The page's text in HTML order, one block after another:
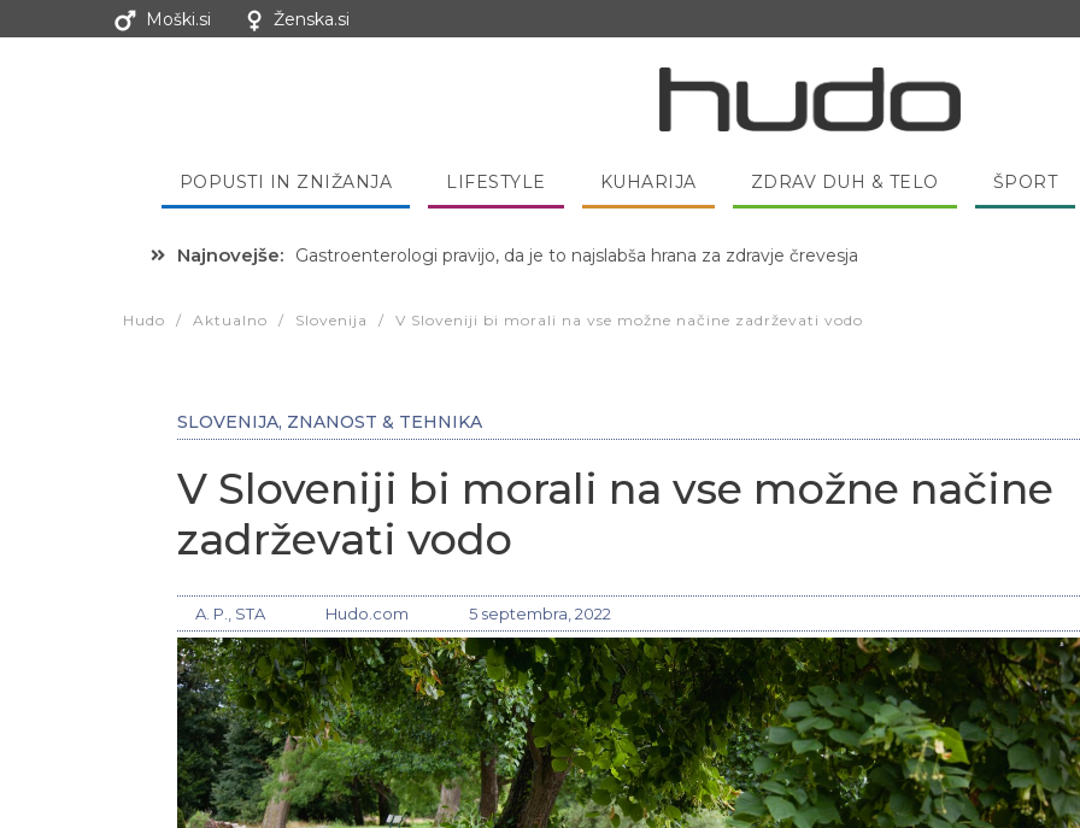
Moški.si Ženska.si
POPUSTI IN ZNIŽANJA LIFESTYLE KUHARIJA ZDRAV DUH & TELO ŠPORT
Najnovejše: Hibernacijska dieta: Zakaj je pred spanjem dobro pojesti žlico medu?
Hudo / Aktualno / Slovenija / V Sloveniji bi morali na vse možne načine zadrževati vodo
SLOVENIJA, ZNANOST & TEHNIKA
V Sloveniji bi morali na vse možne načine
zadrževati vodo
A. P., STA Hudo.com 5 septembra, 2022